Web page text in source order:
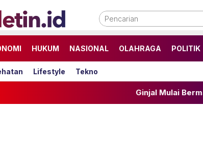
HUKUM NASIONAL OLAHRAGA POLITIK
Lifestyle Tekno
Ginjal Mulai Bermasalah?